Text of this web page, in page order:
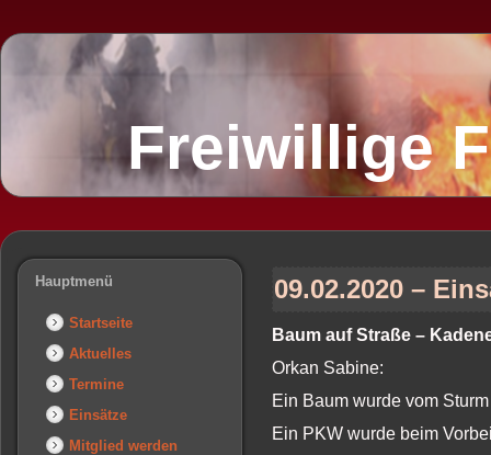
Freiwillige
Hauptmenü
Startseite
Aktuelles
Termine
Einsätze
Mitglied werden
09.02.2020 –
Baum auf Straße –
Orkan Sabine:
Ein Baum wurde vom
Ein PKW wurde beim